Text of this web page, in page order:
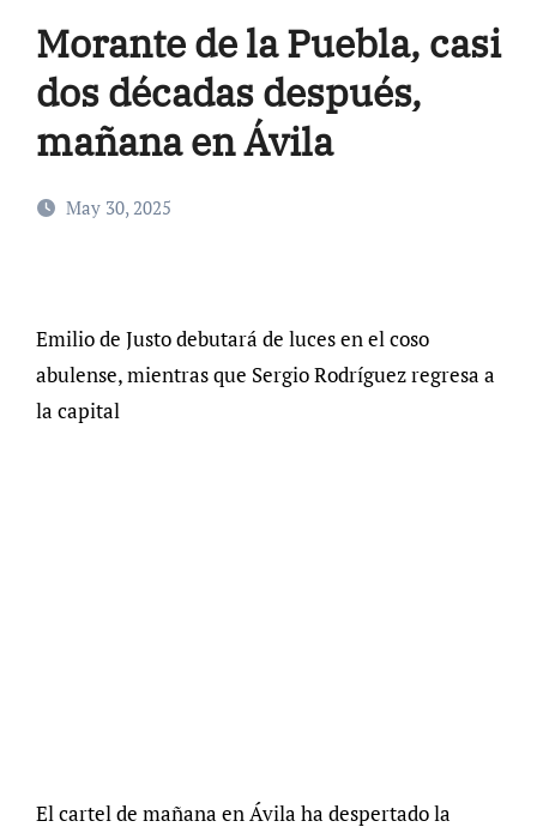
Morante de la Puebla, casi
dos décadas después,
mañana en Ávila
May 30, 2025
Emilio de Justo debutará de luces en el coso
abulense, mientras que Sergio Rodríguez regresa a
la capital
El cartel de mañana en Ávila ha despertado la